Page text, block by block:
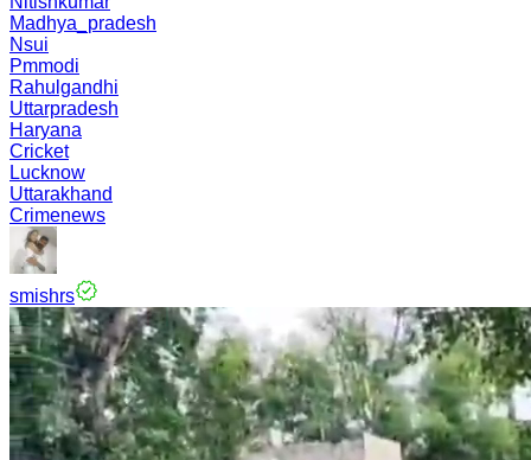
Madhya_pradesh
Nsui
Pmmodi
Rahulgandhi
Uttarpradesh
Haryana
Cricket
Lucknow
Uttarakhand
Crimenews
smishrs